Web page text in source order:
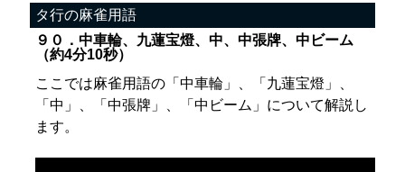
タ行の麻雀用語
９０．中車輪、九蓮宝燈、中、中張牌、中ビーム
（約4分10秒）
ここでは麻雀用語の「中車輪」、「九蓮宝燈」、
「中」、「中張牌」、「中ビーム」について解説し
ます。